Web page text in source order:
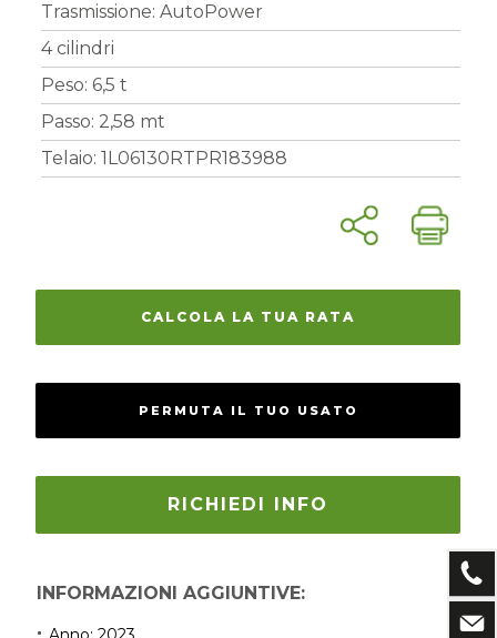
CALCOLA LA TUA RATA
PERMUTA IL TUO USATO
RICHIEDI INFO
INFORMAZIONI AGGIUNTIVE:
Trasmissione: AutoPower
4 cilindri
Peso: 6,5 t
Passo: 2,58 mt
Telaio: 1L06130RTPR183988